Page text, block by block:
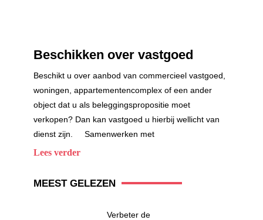
Beschikken over vastgoed
Beschikt u over aanbod van commercieel vastgoed,
woningen, appartementencomplex of een ander
object dat u als beleggingspropositie moet
verkopen? Dan kan vastgoed u hierbij wellicht van
dienst zijn. Samenwerken met
Lees verder
MEEST GELEZEN
Verbeter de